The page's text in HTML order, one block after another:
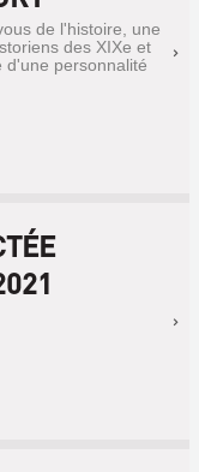
de l'histoire, une
des XIXe et
d'une personnalité